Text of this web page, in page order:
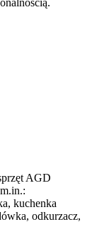
AGD
kuchenka
odkurzacz,